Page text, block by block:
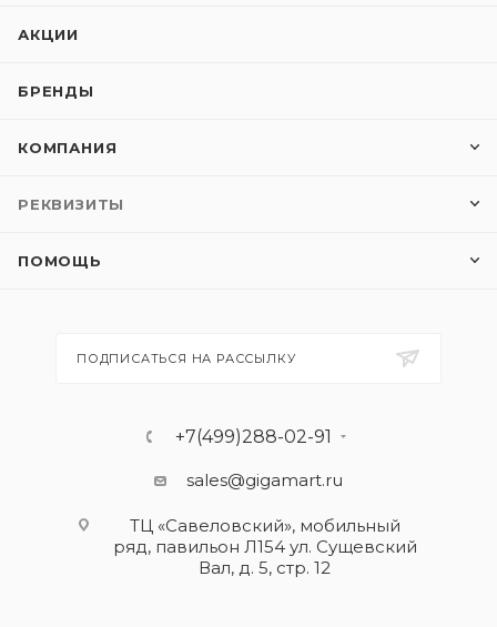
АКЦИИ
БРЕНДЫ
КОМПАНИЯ
РЕКВИЗИТЫ
ПОМОЩЬ
ПОДПИСАТЬСЯ НА РАССЫЛКУ
+7(499)288-02-91
sales@gigamart.ru
ТЦ «Савеловский», мобильный
ряд, павильон Л154 ул. Сущевский
Вал, д. 5, стр. 12